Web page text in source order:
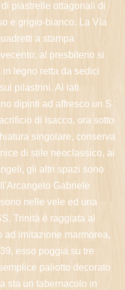
piastrelle ottagonali di
e grigio-bianco. La Via
a stampa
al presbiterio si
legno retta da sedici
pilastrini. Ai lati
dipinti ad affresco un S
di Isacco, ora sotto
singolare, conserva
di stile neoclassico, ai
gli altri spazi sono
Gabriele
nelle vele ed una
Trinità è raggiata al
ad imitazione marmorea,
esso poggia su tre
paliotto decorato
sta un tabernacolo in